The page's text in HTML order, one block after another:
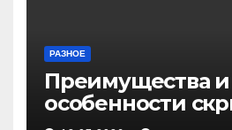
РАЗНОЕ
Преимущества и
особенности